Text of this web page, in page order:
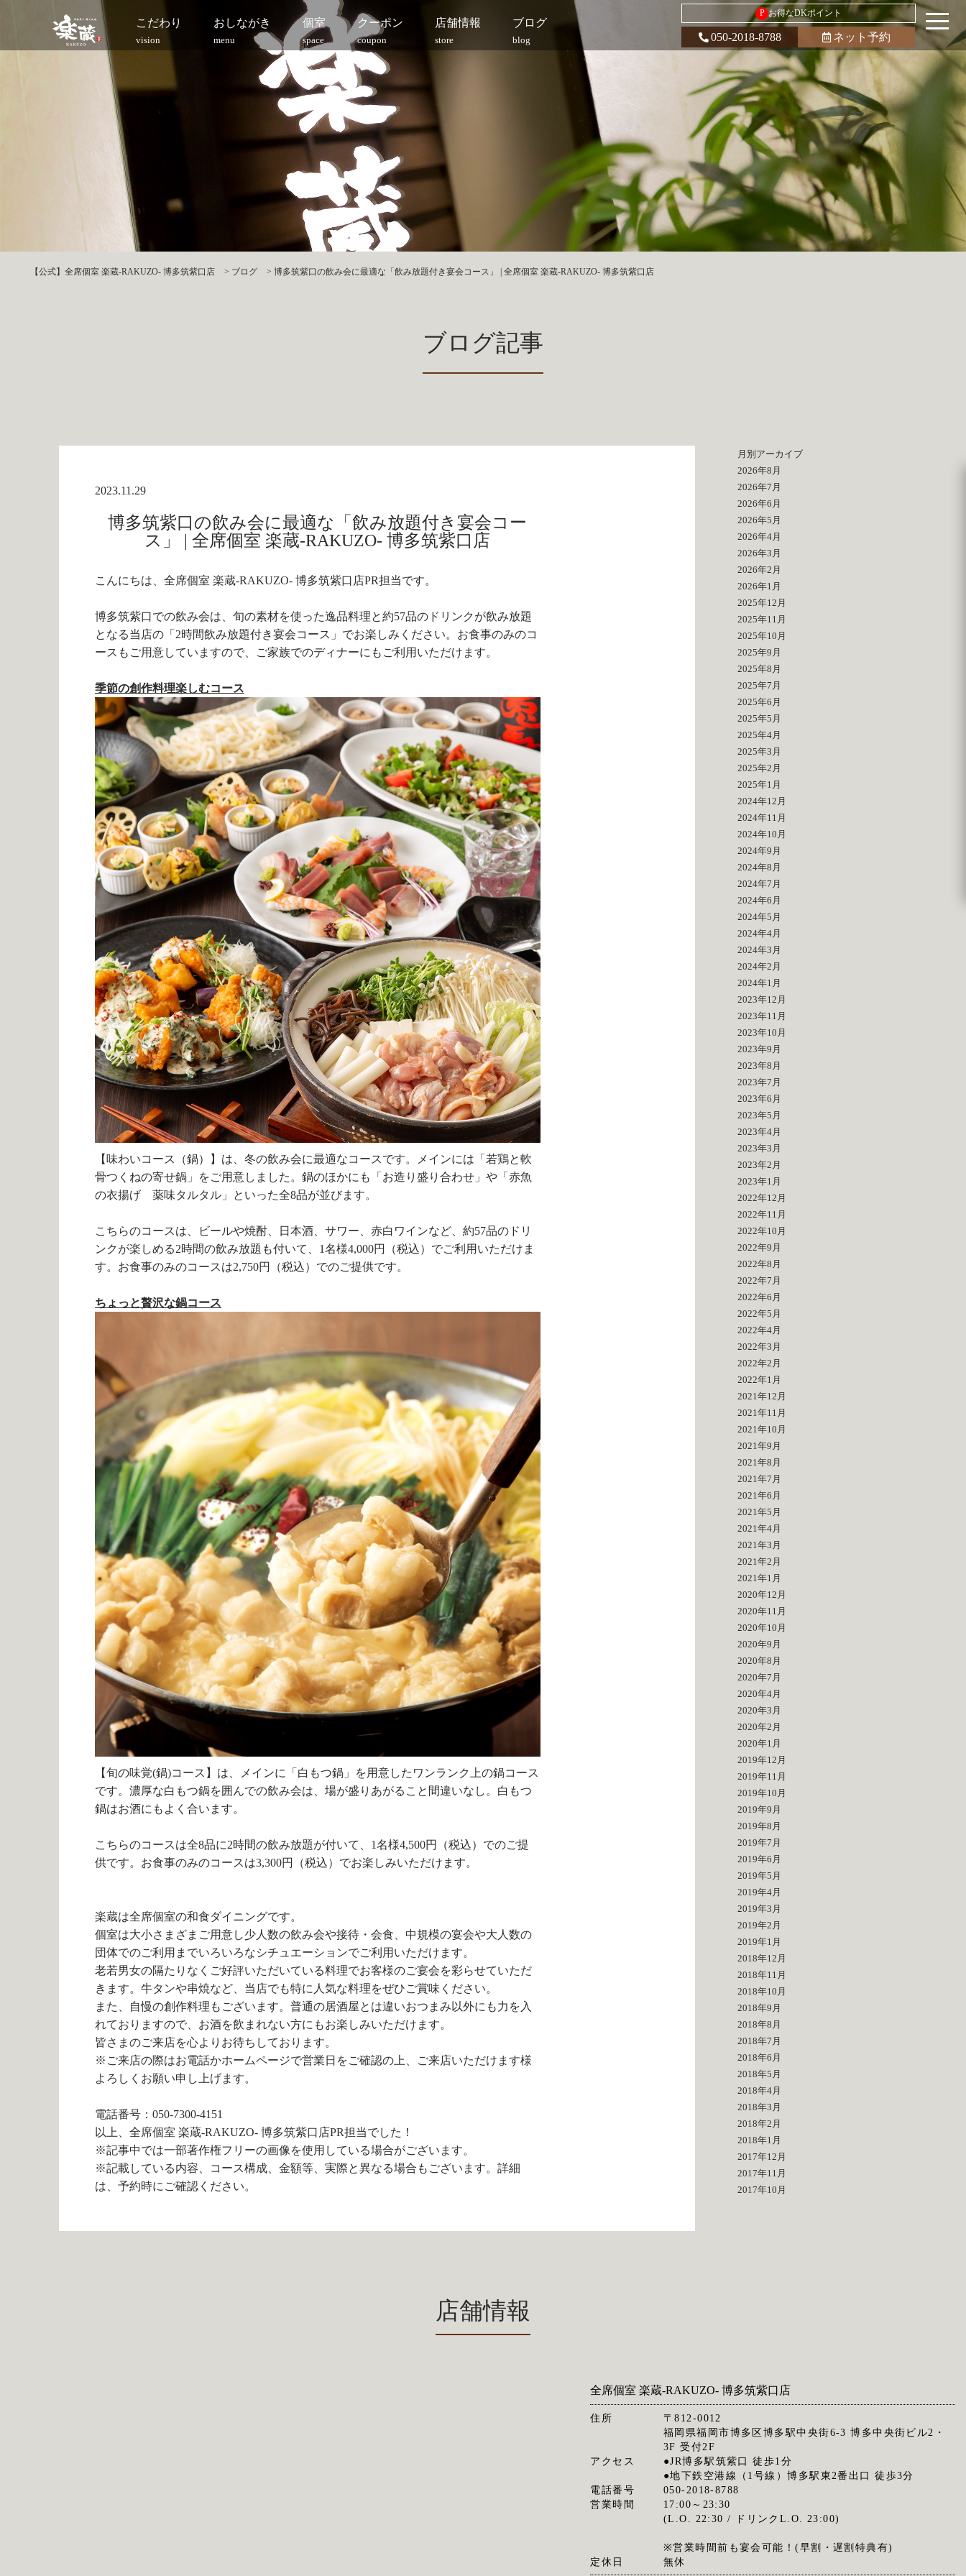
こだわり
vision
おしながき
menu
個室
space
クーポン
coupon
店舗情報
store
ブログ
blog
P お得なDKポイント
050-2018-8788 ネット予約
【公式】全席個室 楽蔵‐RAKUZO‐ 博多筑紫口店 > ブログ > 博多筑紫口の飲み会に最適な「飲み放題付き宴会コース」 | 全席個室 楽蔵‐RAKUZO‐ 博多筑紫口店
ブログ記事
2023.11.29
博多筑紫口の飲み会に最適な「飲み放題付き宴会コー
ス」 | 全席個室 楽蔵‐RAKUZO‐ 博多筑紫口店
こんにちは、全席個室 楽蔵‐RAKUZO‐ 博多筑紫口店PR担当です。
博多筑紫口での飲み会は、旬の素材を使った逸品料理と約57品のドリンクが飲み放題
となる当店の「 2時間飲み放題付き宴会コース」でお楽しみください。お食事のみのコ
ースもご用意していますので、ご家族でのディナーにもご利用いただけます。
季節の創作料理楽しむコース
【味わいコース（鍋）】は、冬の飲み会に最適なコースです。メインには「若鶏と軟
骨つくねの寄せ鍋」をご用意しました。鍋のほかにも「お造り盛り合わせ」や「赤魚
の衣揚げ 薬味タルタル」といった全8品が並びます。
こちらのコースは、ビールや焼酎、日本酒、サワー、赤白ワインなど、約57品のドリ
ンクが楽しめる2時間の飲み放題も付いて、 1名様4,000円（税込）でご利用いただけま
す。お食事のみのコースは2,750円（税込）でのご提供です。
ちょっと贅沢な鍋コース
【旬の味覚(鍋)コース】は、メインに「白もつ鍋」を用意したワンランク上の鍋コース
です。濃厚な白もつ鍋を囲んでの飲み会は、場が盛りあがること間違いなし。白もつ
鍋はお酒にもよく合います。
こちらのコースは全8品に2時間の飲み放題が付いて、 1名様4,500円（税込）でのご提
供です。お食事のみのコースは3,300円（税込）でお楽しみいただけます。
楽蔵は全席個室の和食ダイニングです。
個室は大小さまざまご用意し少人数の飲み会や接待・会食、中規模の宴会や大人数の
団体でのご利用までいろいろなシチュエーションでご利用いただけます。
老若男女の隔たりなくご好評いただいている料理でお客様のご宴会を彩らせていただ
きます。牛タンや串焼など、当店でも特に人気な料理をぜひご賞味ください。
また、自慢の創作料理もございます。普通の居酒屋とは違いおつまみ以外にも力を入
れておりますので、お酒を飲まれない方にもお楽しみいただけます。
皆さまのご来店を心よりお待ちしております。
※ご来店の際はお電話かホームページで営業日をご確認の上、ご来店いただけます様
よろしくお願い申し上げます。
電話番号：050-7300-4151
以上、全席個室 楽蔵‐RAKUZO‐ 博多筑紫口店PR担当でした！
※記事中では一部著作権フリーの画像を使用している場合がございます。
※記載している内容、コース構成、金額等、実際と異なる場合もございます。詳細
は、予約時にご確認ください。
月別アーカイブ
2026年8月
2026年7月
2026年6月
2026年5月
2026年4月
2026年3月
2026年2月
2026年1月
2025年12月
2025年11月
2025年10月
2025年9月
2025年8月
2025年7月
2025年6月
2025年5月
2025年4月
2025年3月
2025年2月
2025年1月
2024年12月
2024年11月
2024年10月
2024年9月
2024年8月
2024年7月
2024年6月
2024年5月
2024年4月
2024年3月
2024年2月
2024年1月
2023年12月
2023年11月
2023年10月
2023年9月
2023年8月
2023年7月
2023年6月
2023年5月
2023年4月
2023年3月
2023年2月
2023年1月
2022年12月
2022年11月
2022年10月
2022年9月
2022年8月
2022年7月
2022年6月
2022年5月
2022年4月
2022年3月
2022年2月
2022年1月
2021年12月
2021年11月
2021年10月
2021年9月
2021年8月
2021年7月
2021年6月
2021年5月
2021年4月
2021年3月
2021年2月
2021年1月
2020年12月
2020年11月
2020年10月
2020年9月
2020年8月
2020年7月
2020年4月
2020年3月
2020年2月
2020年1月
2019年12月
2019年11月
2019年10月
2019年9月
2019年8月
2019年7月
2019年6月
2019年5月
2019年4月
2019年3月
2019年2月
2019年1月
2018年12月
2018年11月
2018年10月
2018年9月
2018年8月
2018年7月
2018年6月
2018年5月
2018年4月
2018年3月
2018年2月
2018年1月
2017年12月
2017年11月
2017年10月
店舗情報
全席個室 楽蔵‐RAKUZO‐ 博多筑紫口店
住所
〒812-0012
福岡県福岡市博多区博多駅中央街6-3 博多中央街ビル2・
3F 受付2F
アクセス
●JR博多駅筑紫口 徒歩1分
●地下鉄空港線（1号線）博多駅東2番出口 徒歩3分
電話番号
050-2018-8788
営業時間
17:00～23:30
(L.O. 22:30 / ドリンクL.O. 23:00)
※営業時間前も宴会可能！(早割・遅割特典有)
定休日
無休